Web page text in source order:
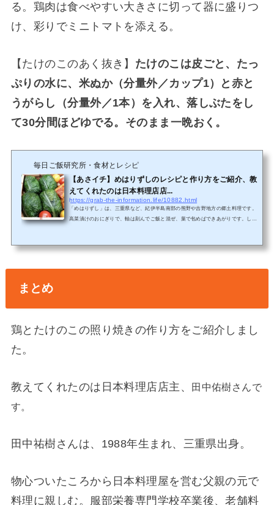
る。鶏肉は食べやすい大きさに切って器に盛りつ
け、彩りでミニトマトを添える。
【たけのこのあく抜き】 たけのこは皮ごと、たっ
ぷりの水に、米ぬか（分量外／カップ1）と赤と
うがらし（分量外／1本）を入れ、落しぶたをし
て30分間ほどゆでる。そのまま一晩おく。
毎日ご飯研究所・食材とレシピ
【あさイチ】めはりずしのレシピと作り方をご紹介、教
えてくれたのは日本料理店店...
https://grab-the-information.life/10882.html
「めはりずし」は、三重県など、紀伊半島南部の熊野や吉野地方の郷土料理です。
高菜漬けのおにぎりで、軸は刻んでご飯と混ぜ、葉で包めばできあがりです。しゃ
8枚 ご飯温かいもの・・400g作り方1、高菜漬けの葉の軸部分を切り取り、細かく
まとめ
鶏とたけのこの照り焼きの作り方をご紹介しまし
た。
教えてくれたのは日本料理店店主、
田中佑樹さんで
す。
田中祐樹さんは、1988年生まれ、三重県出身。
物心ついたころから日本料理屋を営む父親の元で
料理に親しむ。服部栄養専門学校卒業後、老舗料